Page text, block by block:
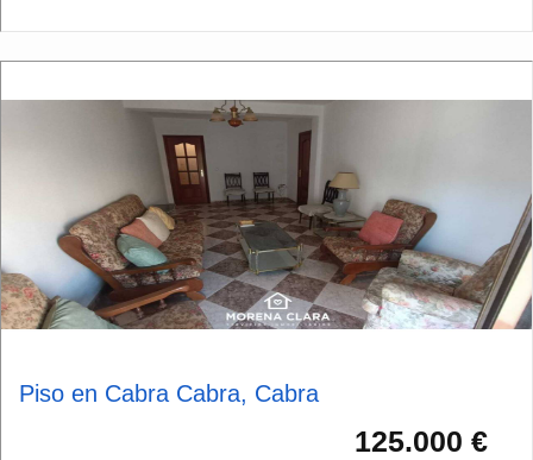
Piso en Cabra Cabra, Cabra
125.000 €